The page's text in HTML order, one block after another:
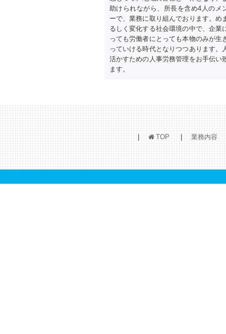
助けられながら、所長を含め4人のメ
ーで、業務に取り組んでおります。め
るしく変化する社会環境の中で、企業
っても労働者にとっても本物のみが生
っていける時代となりつつあります。
活かすための人事労務管理をお手伝い
ます。
h TOP 業務内容